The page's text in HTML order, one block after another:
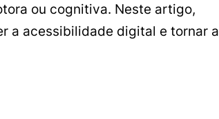
ou cognitiva. Neste artigo,
a acessibilidade digital e tornar a